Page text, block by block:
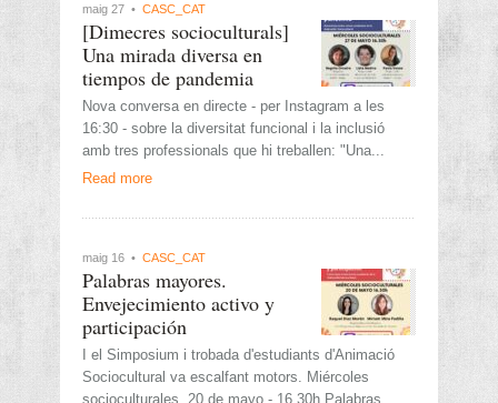
maig 27 • CASC_CAT
[Dimecres socioculturals]
Una mirada diversa en
tiempos de pandemia
Nova conversa en directe - per Instagram a les
16:30 - sobre la diversitat funcional i la inclusió
amb tres professionals que hi treballen: "Una...
Read more
maig 16 • CASC_CAT
Palabras mayores.
Envejecimiento activo y
participación
I el Simposium i trobada d'estudiants d'Animació
Sociocultural va escalfant motors. Miércoles
socioculturales. 20 de mayo - 16.30h Palabras...